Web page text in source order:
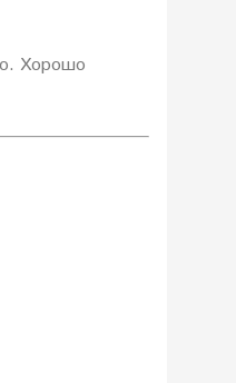
Хорошо